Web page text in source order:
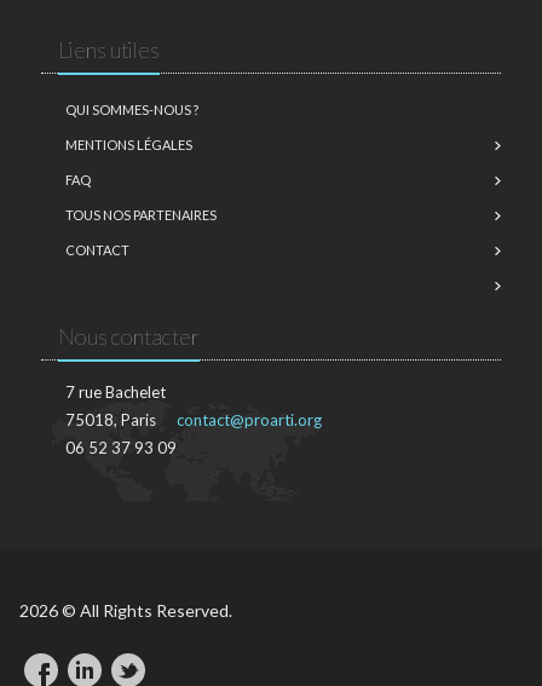
Liens utiles
QUI SOMMES-NOUS ?
MENTIONS LÉGALES
FAQ
TOUS NOS PARTENAIRES
CONTACT
Nous contacter
7 rue Bachelet
75018, Paris
06 52 37 93 09
contact@proarti.org
2026 © All Rights Reserved.